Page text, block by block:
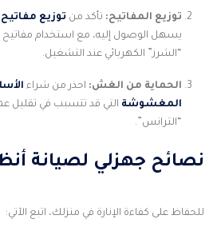
توزيع المفاتيح: تأكد من توزيع مفاتيح
يسهل الوصول إليه، مع استخدام مفاتيح
“الشرز” الكهربائي عند التشغيل.
الحماية من الغش: احذر من شراء
المغشوشة التي قد تتسبب في تقليل
“الترانس”.
نصائح جهزلي لصيانة
للحفاظ على كفاءة الإنارة في منزلك، اتبع الآتي: